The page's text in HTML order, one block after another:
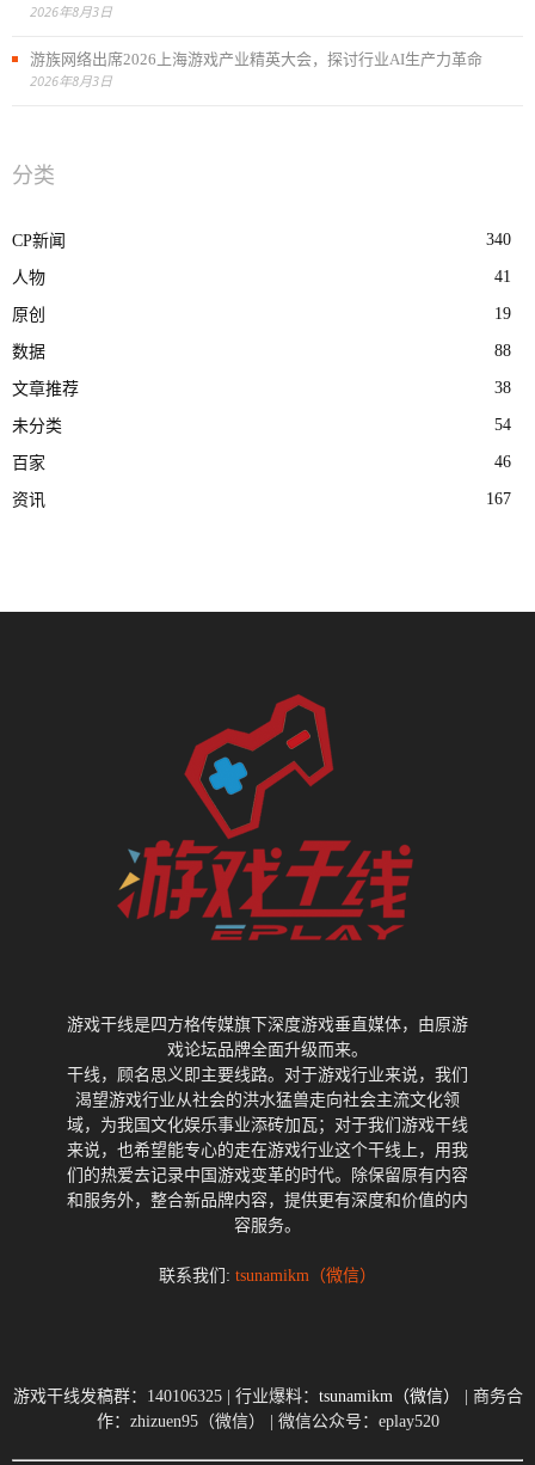
2026年8月3日
游族网络出席2026上海游戏产业精英大会，探讨行业AI生产力革命
2026年8月3日
分类
CP新闻 340
人物 41
原创 19
数据 88
文章推荐 38
未分类 54
百家 46
资讯 167
游戏干线是四方格传媒旗下深度游戏垂直媒体，由原游
戏论坛品牌全面升级而来。
干线，顾名思义即主要线路。对于游戏行业来说，我们
渴望游戏行业从社会的洪水猛兽走向社会主流文化领
域，为我国文化娱乐事业添砖加瓦；对于我们游戏干线
来说，也希望能专心的走在游戏行业这个干线上，用我
们的热爱去记录中国游戏变革的时代。除保留原有内容
和服务外，整合新品牌内容，提供更有深度和价值的内
容服务。
联系我们: tsunamikm（微信）
游戏干线发稿群：140106325 | 行业爆料： tsunamikm（微信）
| 商务合
作：zhizuen95（微信） | 微信公众号：eplay520